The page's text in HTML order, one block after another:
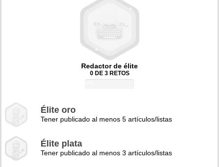
Redactor de élite
0 DE 3 RETOS
Élite oro
Tener publicado al menos 5 artículos/listas
Élite plata
Tener publicado al menos 3 artículos/listas